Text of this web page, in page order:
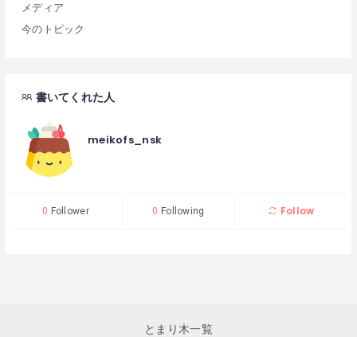
メディア
今のトピック
書いてくれた人
meikofs_nsk
0 Follower 0 Following Follow
とまり木一覧